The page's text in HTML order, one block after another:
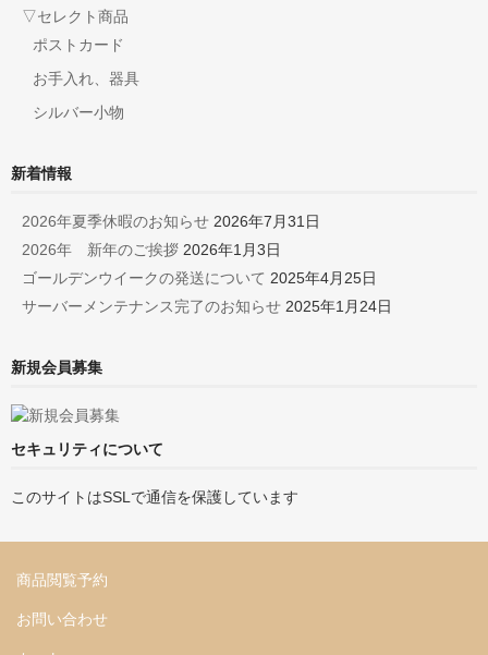
▽セレクト商品
ポストカード
お手入れ、器具
シルバー小物
新着情報
2026年夏季休暇のお知らせ 2026年7月31日
2026年 新年のご挨拶 2026年1月3日
ゴールデンウイークの発送について 2025年4月25日
サーバーメンテナンス完了のお知らせ 2025年1月24日
新規会員募集
セキュリティについて
このサイトはSSLで通信を保護しています
商品閲覧予約
お問い合わせ